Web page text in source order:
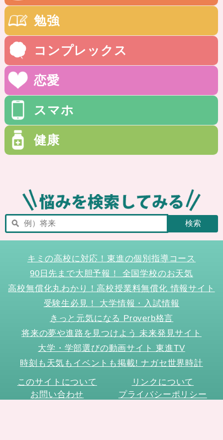
勉強
コンプレックス
恋愛
スマホ
健康
キミの高校に対応！東進の個別指導コース
90日先まで大胆予報！ 全国学校のお天気
高校無償化丸わかり！高校授業料無償化 情報サイト
受験生必見！ 大学情報・入試情報
きっと元気になる Proverb格言
将来の夢や進路を見つけよう 未来発見サイト
大学・学部選びの動画サイト 東進TV
時刻も天気もイベントも掲載! ナガセ世界時計
このサイトについて
リンクについて
お問い合わせ
プライバシーポリシー